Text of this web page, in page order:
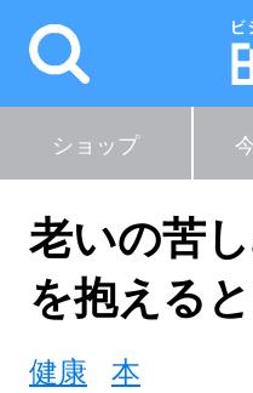
ショップ
老いの苦
を抱える
健康
本